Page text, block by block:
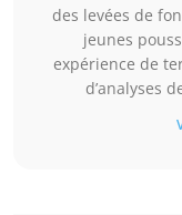
des levées de
jeunes
expérience de
d’analyses